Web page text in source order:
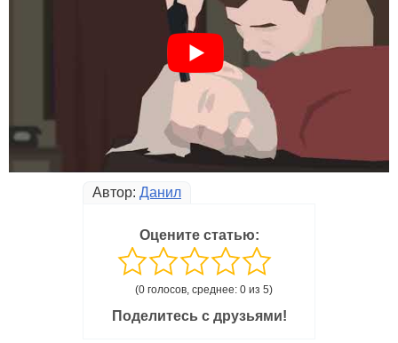
Автор: Данил
Оцените статью:
(0 голосов, среднее: 0 из 5)
Поделитесь с друзьями!